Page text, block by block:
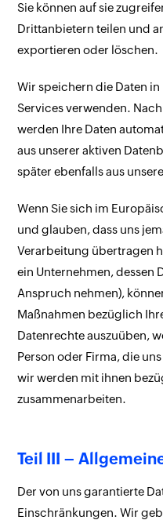
Sie können auf sie
Drittanbietern teilen und
exportieren oder löschen.
Wir speichern die Daten in
Services verwenden.
werden Ihre Daten
aus unserer aktiven
später ebenfalls aus
Wenn Sie sich im
und glauben, dass uns
Verarbeitung übertragen
ein Unternehmen, dessen
Anspruch nehmen),
Maßnahmen bezüglich
Datenrechte auszuüben,
Person oder Firma, die
wir werden mit ihnen
zusammenarbeiten.
Teil III –
Der von uns garantierte
Einschränkungen. Wir